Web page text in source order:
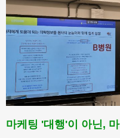
마케팅 '대행'이 아닌,